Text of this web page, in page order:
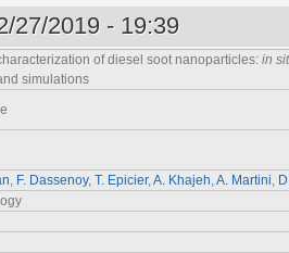
27/2019 - 19:39
of diesel soot nanoparticles: in
simulations
F. Dassenoy, T. Epicier, A. Khajeh A. Martini